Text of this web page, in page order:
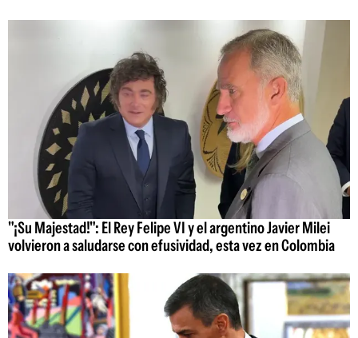
"¡Su Majestad!": El Rey Felipe VI y el argentino Javier Milei
volvieron a saludarse con efusividad, esta vez en Colombia